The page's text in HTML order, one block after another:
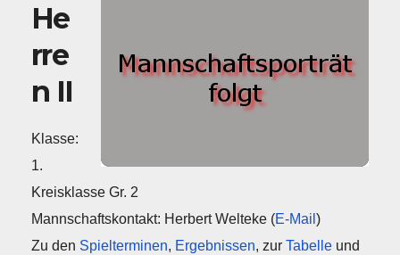
He
rre
n II
Klasse:
1.
Kreisklasse Gr. 2
Mannschaftskontakt: Herbert Welteke (E-Mail )
Zu den Spielterminen, Ergebnissen, zur Tabelle und